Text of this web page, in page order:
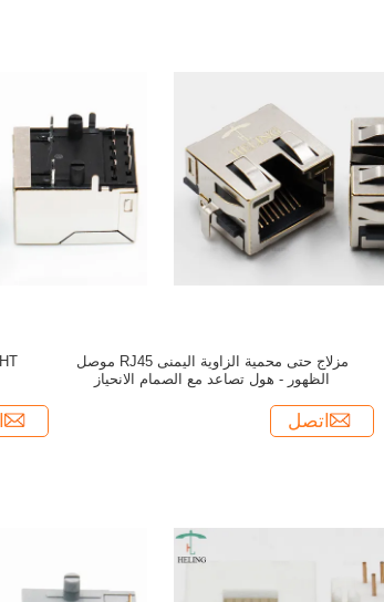
مزلاج حتى محمية الزاوية اليمنى RJ45 موصل
الظهور - هول تصاعد مع الصمام الانحياز
اتصل